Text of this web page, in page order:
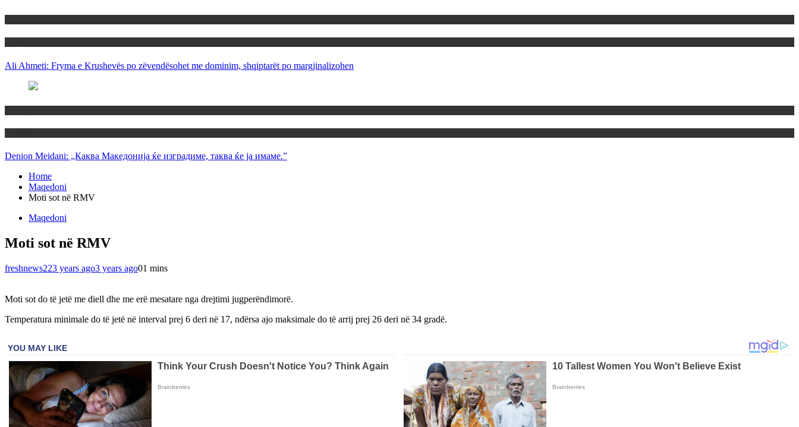
Ali Ahmeti: Fryma e Krushevës po zëvendësohet me dominim, shqiptarët po margjinalizohen
Denion Meidani: „Каква Македонија ќе изградиме, таква ќе ја имаме.”
Home
Maqedoni
Moti sot në RMV
Maqedoni
Moti sot në RMV
freshnews223 years ago3 years ago01 mins
Moti sot do të jetë me diell dhe me erë mesatare nga drejtimi jugperëndimorë.
Temperatura minimale do të jetë në interval prej 6 deri në 17, ndërsa ajo maksimale do të arrij prej 26 deri në 34 gradë.